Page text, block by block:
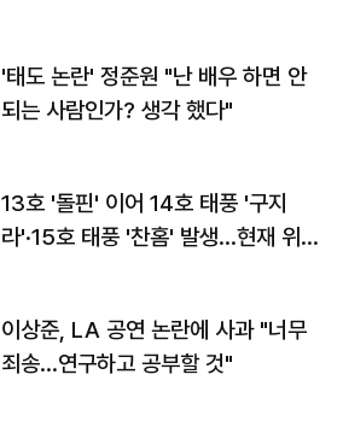
'태도 논란' 정준원 "난 배우 하면 안
되는 사람인가? 생각 했다"
13호 '돌핀' 이어 14호 태풍 '구지
라'·15호 태풍 '찬홈' 발생…현재 위
이상준, LA 공연 논란에 사과 "너무
죄송…연구하고 공부할 것"